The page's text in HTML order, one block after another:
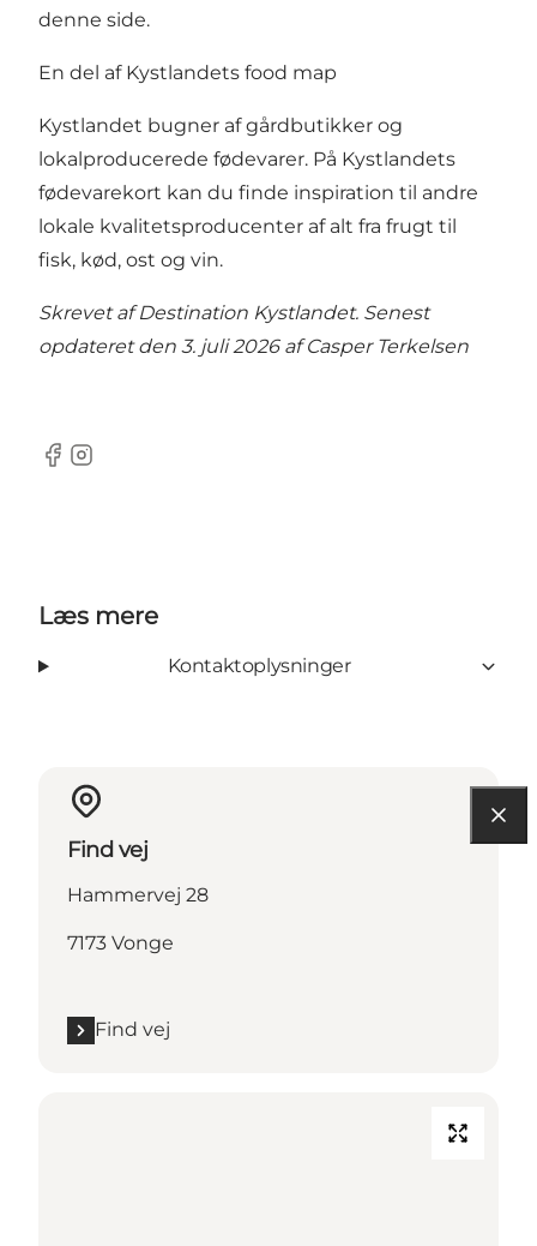
denne side.
En del af Kystlandets food map
Kystlandet bugner af gårdbutikker og
lokalproducerede fødevarer. På Kystlandets
fødevarekort kan du finde inspiration til andre
lokale kvalitetsproducenter af alt fra frugt til
fisk, kød, ost og vin.
Skrevet af Destination Kystlandet. Senest
opdateret den 3. juli 2026 afCasper Terkelsen
Facebook
Instagram
Læs mere
Kontaktoplysninger
Find vej
Hammervej 28
7173 Vonge
Find vej